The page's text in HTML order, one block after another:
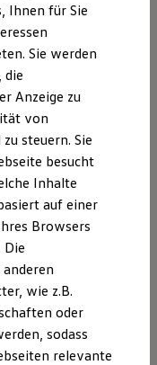
Updates
ID.
Sie den
Ihnen für Sie
Sie werden
die
Anzeige zu
von
steuern. Sie
besucht
Inhalte
auf einer
Browsers
wie z.B.
oder
sodass
relevante